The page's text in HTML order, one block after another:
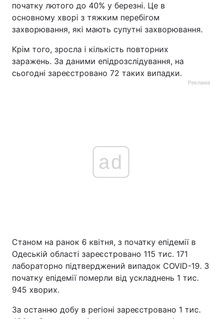
початку лютого до 40% у березні. Це в
основному хворі з тяжким перебігом
захворювання, які мають супутні захворювання.
Крім того, зросла і кількість повторних
заражень. За даними епідрозслідування, на
сьогодні зареєстровано 72 таких випадки.
Реклама
ad
Станом на ранок 6 квітня, з початку епідемії в
Одеській області зареєстровано 115 тис. 171
лабораторно підтверджений випадок COVID-19. З
початку епідемії померли від ускладнень 1 тис.
945 хворих.
За останню добу в регіоні зареєстровано 1 тис.